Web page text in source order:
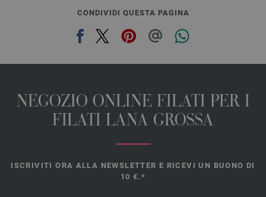
CONDIVIDI QUESTA PAGINA
NEGOZIO ONLINE FILATI PER I
FILATI LANA GROSSA
ISCRIVITI ORA ALLA NEWSLETTER E RICEVI UN BUONO DI
10 €.*